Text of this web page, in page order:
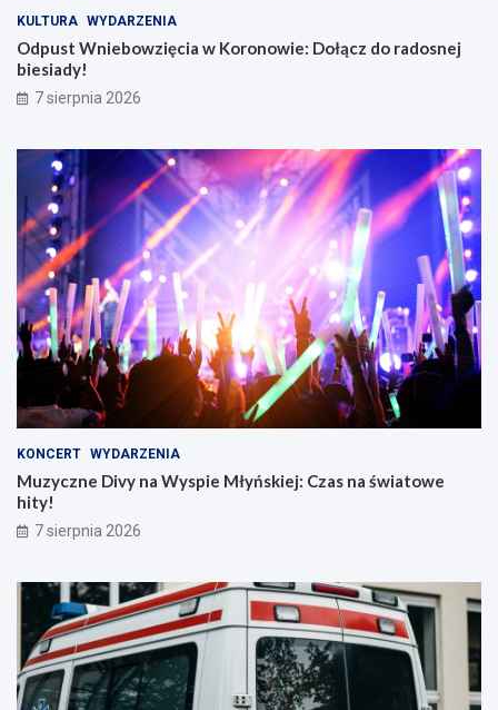
KULTURA WYDARZENIA
Odpust Wniebowzięcia w Koronowie: Dołącz do radosnej
biesiady!
7 sierpnia 2026
KONCERT WYDARZENIA
Muzyczne Divy na Wyspie Młyńskiej: Czas na światowe
hity!
7 sierpnia 2026